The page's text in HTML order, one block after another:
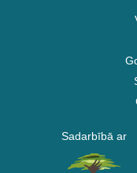
Sadarbībā ar